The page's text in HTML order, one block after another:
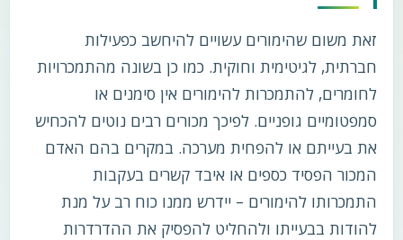
זאת משום שהימורים עשויים להיחשב כפעילות
חברתית, לגיטימית וחוקית. כמו כן בשונה מהתמכרויות
לחומרים, להתמכרות להימורים אין סימנים או
סמפטומיים גופניים. לפיכך מכורים רבים נוטים להכחיש
את בעייתם או להפחית מערכה. במקרים בהם האדם
המכור הפסיד כספים או איבד קשרים בעקבות
התמכרותו להימורים – יידרש ממנו כוח רב על מנת
להודות בבעייתו ולהחליט להפסיק את ההדרדרות